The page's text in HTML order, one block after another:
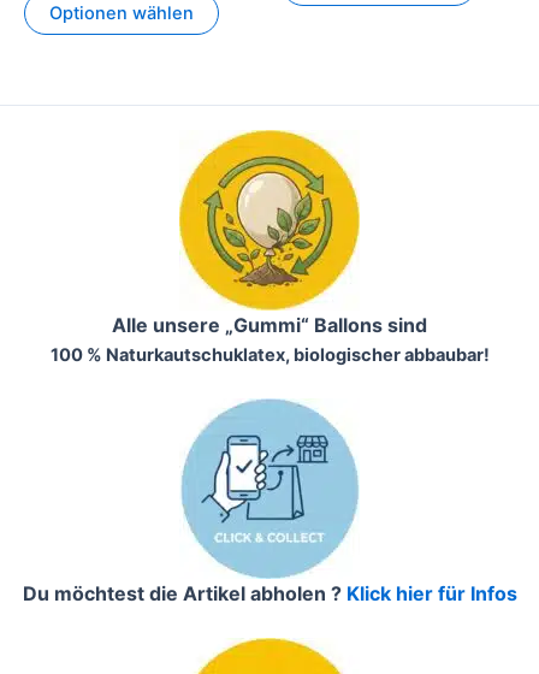
Optionen wählen
Alle unsere „Gummi“ Ballons sind
100 % Naturkautschuklatex, biologischer abbaubar!
Du möchtest die Artikel abholen ? Klick hier für Infos